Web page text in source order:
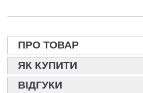
ПРО ТОВАР
ЯК КУПИТИ
ВІДГУКИ